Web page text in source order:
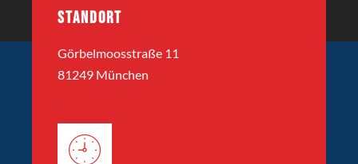
STANDORT
Görbelmoosstraße 11
81249 München